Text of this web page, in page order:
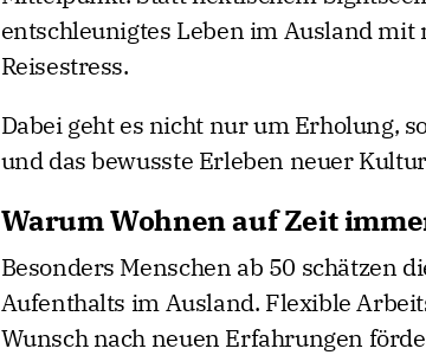
entschleunigtes Leben im Ausland
Reisestress.
Dabei geht es nicht nur um Erholung,
und das bewusste Erleben neuer
Warum Wohnen auf Zeit
Besonders Menschen ab 50 schätzen
Aufenthalts im Ausland. Flexible
Wunsch nach neuen Erfahrungen